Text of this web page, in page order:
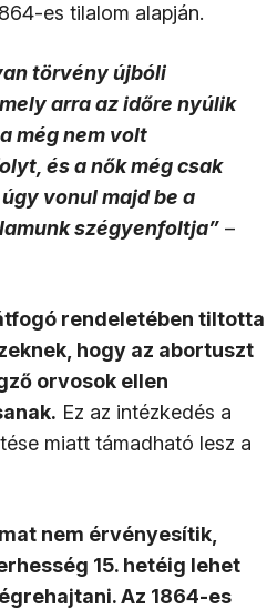
es tilalom alapján.
törvény újbóli
arra az időre nyúlik
még nem volt
és a nők még csak
vonul majd be a
szégyenfoltja” –
rendeletében tiltotta
hogy az abortuszt
orvosok ellen
Ez az intézkedés a
miatt támadható lesz a
nem érvényesítik,
15. hetéig lehet
Az 1864-es